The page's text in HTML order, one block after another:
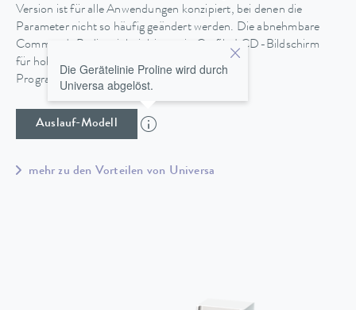
Version ist für alle Anwendungen konzipiert, bei denen die
Parameter nicht so häufig geändert werden. Die abnehmbare
Command-Bedieneinheit bietet ein Grafik-LCD-Bildschirm
für hohen Bedienkomfort und zusätzlich einen
Programmgeber.
Auslauf-Modell
Die Gerätelinie Proline wird durch
Universa abgelöst.
mehr zu den Vorteilen von Universa